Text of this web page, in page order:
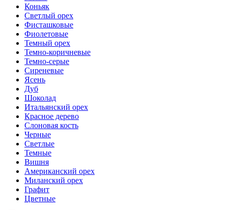
Коньяк
Светлый орех
Фисташковые
Фиолетовые
Темный орех
Темно-коричневые
Темно-серые
Сиреневые
Ясень
Дуб
Шоколад
Итальянский орех
Красное дерево
Слоновая кость
Черные
Светлые
Темные
Вишня
Американский орех
Миланский орех
Графит
Цветные